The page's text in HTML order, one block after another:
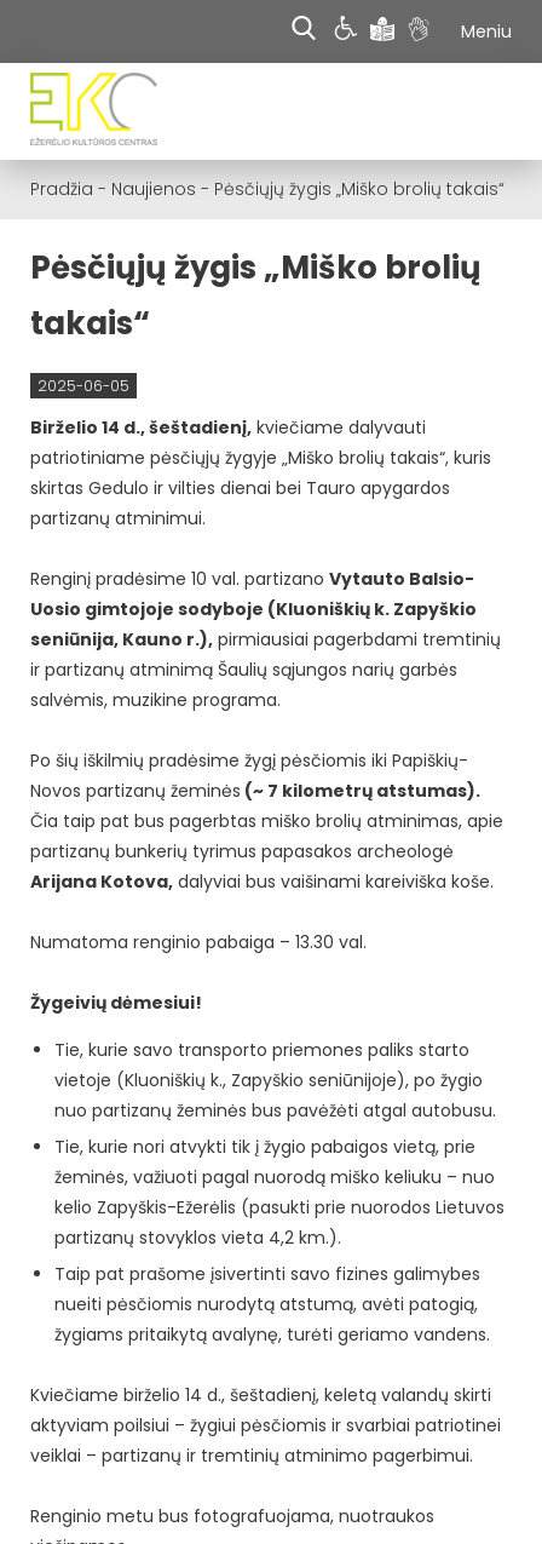
Meniu
Pradžia - Naujienos - Pėsčiųjų žygis „Miško brolių takais“
Pėsčiųjų žygis „Miško brolių
takais“
2025-06-05
Birželio 14 d., šeštadienį, kviečiame dalyvauti
patriotiniame pėsčiųjų žygyje „Miško brolių takais“, kuris
skirtas Gedulo ir vilties dienai bei Tauro apygardos
partizanų atminimui.
Renginį pradėsime 10 val. partizano Vytauto Balsio-
Uosio gimtojoje sodyboje (Kluoniškių k. Zapyškio
seniūnija, Kauno r.), pirmiausiai pagerbdami tremtinių
ir partizanų atminimą Šaulių sąjungos narių garbės
salvėmis, muzikine programa.
Po šių iškilmių pradėsime žygį pėsčiomis iki Papiškių-
Novos partizanų žeminės (~ 7 kilometrų atstumas).
Čia taip pat bus pagerbtas miško brolių atminimas, apie
partizanų bunkerių tyrimus papasakos archeologė
Arijana Kotova, dalyviai bus vaišinami kareiviška koše.
Numatoma renginio pabaiga – 13.30 val.
Žygeivių dėmesiui!
Tie, kurie savo transporto priemones paliks starto
vietoje (Kluoniškių k., Zapyškio seniūnijoje), po žygio
nuo partizanų žeminės bus pavėžėti atgal autobusu.
Tie, kurie nori atvykti tik į žygio pabaigos vietą, prie
žeminės, važiuoti pagal nuorodą miško keliuku – nuo
kelio Zapyškis-Ežerėlis (pasukti prie nuorodos Lietuvos
partizanų stovyklos vieta 4,2 km.).
Taip pat prašome įsivertinti savo fizines galimybes
nueiti pėsčiomis nurodytą atstumą, avėti patogią,
žygiams pritaikytą avalynę, turėti geriamo vandens.
Kviečiame birželio 14 d., šeštadienį, keletą valandų skirti
aktyviam poilsiui – žygiui pėsčiomis ir svarbiai patriotinei
veiklai – partizanų ir tremtinių atminimo pagerbimui.
Renginio metu bus fotografuojama, nuotraukos